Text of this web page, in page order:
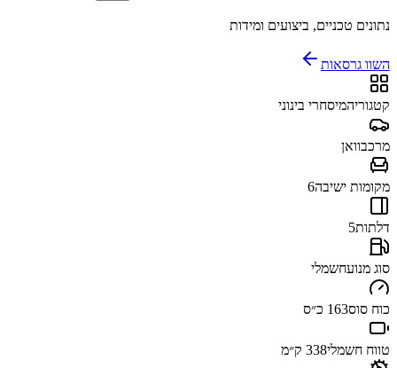
נתונים טכניים, ביצועים ומידות
השוו גרסאות
קטגוריהמיסחרי בינוני
מרכבוואן
מקומות ישיבה6
דלתות5
סוג מנועחשמלי
כוח סוס163 כ״ס
טווח חשמלי338 ק״מ